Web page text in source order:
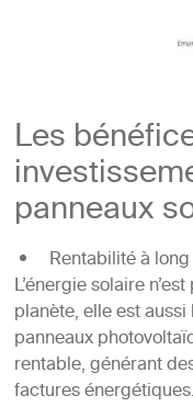
Les
panneaux
Rentabilité à
L’énergie solaire
planète, elle est
panneaux
rentable, générant
factures énergétiques.